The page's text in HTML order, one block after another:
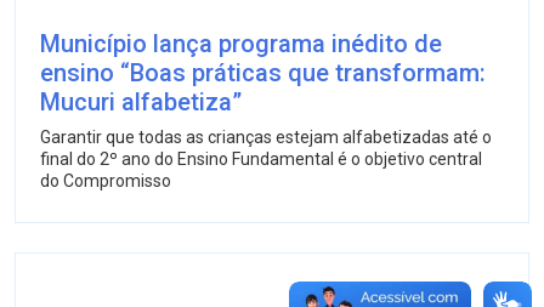
Município lança programa inédito de
ensino “Boas práticas que transformam:
Mucuri alfabetiza”
Garantir que todas as crianças estejam alfabetizadas até o
final do 2º ano do Ensino Fundamental é o objetivo central
do Compromisso